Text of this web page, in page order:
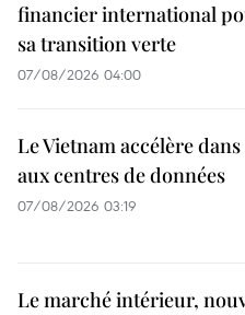
financier international
sa transition verte
07/08/2026 04:00
Le Vietnam accélère
aux centres de données
07/08/2026 03:19
Le marché intérieur,